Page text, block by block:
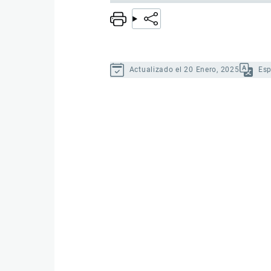
Actualizado el 20 Enero, 2025